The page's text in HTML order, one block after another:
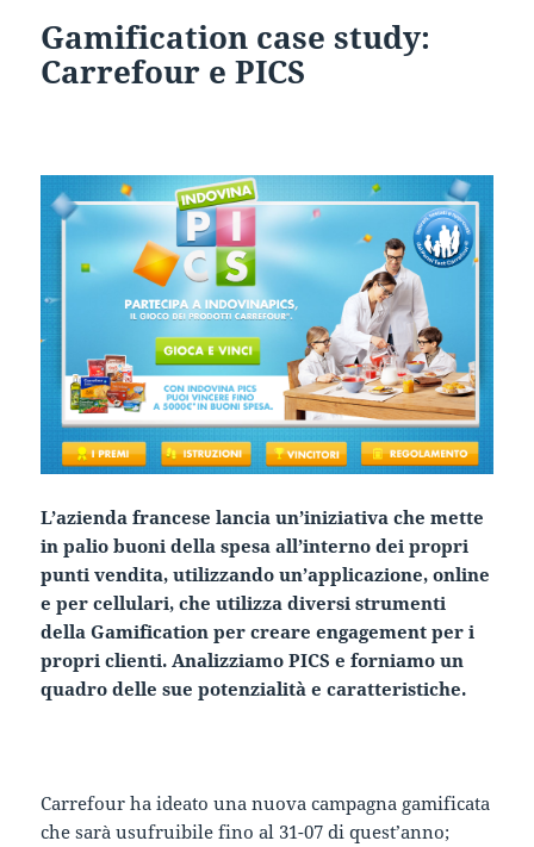
Gamification case study:
Carrefour e PICS
L’azienda francese lancia un’iniziativa che mette
in palio buoni della spesa all’interno dei propri
punti vendita, utilizzando un’applicazione, online
e per cellulari, che utilizza diversi strumenti
della Gamification per creare engagement per i
propri clienti. Analizziamo PICS e forniamo un
quadro delle sue potenzialità e caratteristiche.
Carrefour ha ideato una nuova campagna gamificata
che sarà usufruibile fino al 31-07 di quest’anno;